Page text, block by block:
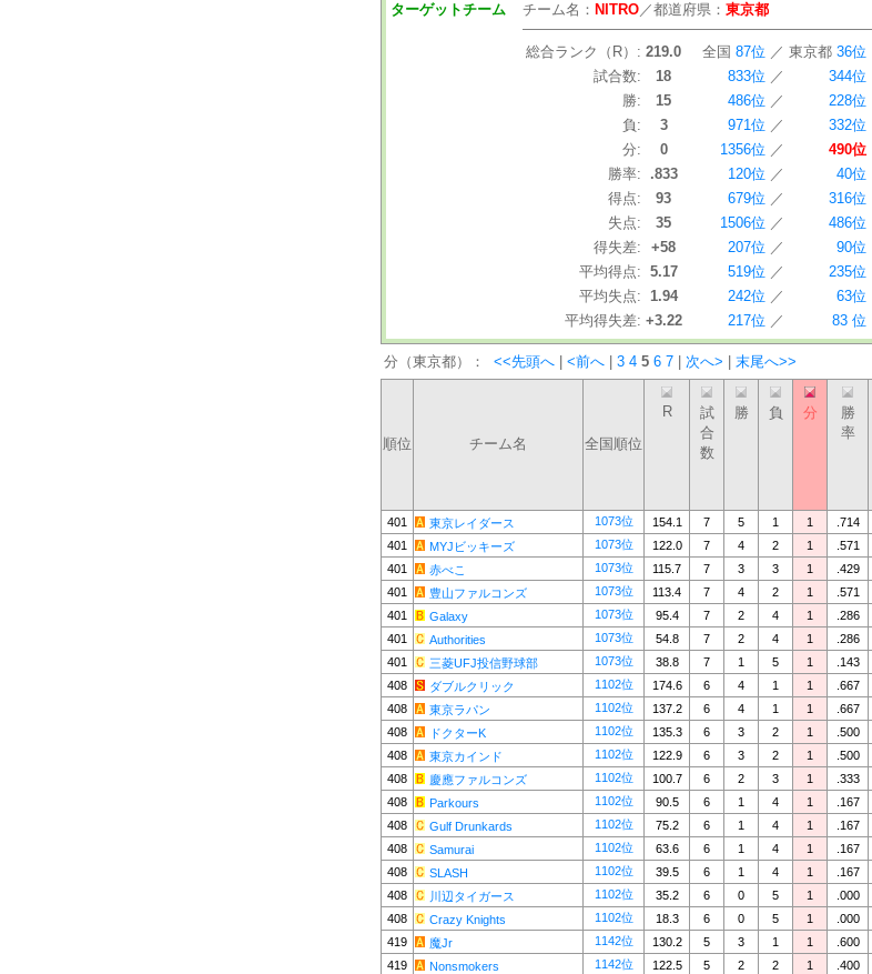
ターゲットチーム チーム名： NITRO／都道府県： 東京都
総合ランク（R）: 219.0 全国 87位 ／ 東京都 36位
試合数:
18 833位 ／
344位
勝:
15 486位 ／
228位
負:
3 971位 ／
332位
分:
0 1356位 ／
490位
勝率:
.833 120位 ／
40位
得点:
93 679位 ／
316位
失点:
35 1506位 ／
486位
得失差:
+58 207位 ／
90位
平均得点: 5.17 519位 ／
235位
平均失点: 1.94 242位 ／
63位
平均得失差: +3.22 217位 ／ 83 位
分（東京都）： <<先頭へ <前へ 3 4 5 6 7 次へ> 末尾へ>>
順位 チーム名 全国順位
R
試
合
数
勝 負 分
勝
率
401 東京レイダース 1073位 154.1 7 5 1 1 .714
401
MYJビッキーズ 1073位 122.0 7 4 2 1 .571
401
赤べこ 1073位 115.7 7 3 3 1 .429
401
豊山ファルコンズ 1073位 113.4 7 4 2 1 .571
401
Galaxy 1073位 95.4 7 2 4 1 .286
401
Authorities 1073位 54.8 7 2 4 1 .286
401
三菱UFJ投信野球部 1073位 38.8 7 1 5 1 .143
408
ダブルクリック 1102位 174.6 6 4 1 1 .667
408
東京ラパン 1102位 137.2 6 4 1 1 .667
408
ドクターK 1102位 135.3 6 3 2 1 .500
408
東京カインド 1102位 122.9 6 3 2 1 .500
408
慶應ファルコンズ 1102位 100.7 6 2 3 1 .333
408
Parkours 1102位 90.5 6 1 4 1 .167
408
Gulf Drunkards 1102位 75.2 6 1 4 1 .167
408
Samurai 1102位 63.6 6 1 4 1 .167
408
SLASH 1102位 39.5 6 1 4 1 .167
408
川辺タイガース 1102位 35.2 6 0 5 1 .000
408
Crazy Knights 1102位 18.3 6 0 5 1 .000
419
魔Jr 1142位 130.2 5 3 1 1 .600
419
Nonsmokers 1142位 122.5 5 2 2 1 .400